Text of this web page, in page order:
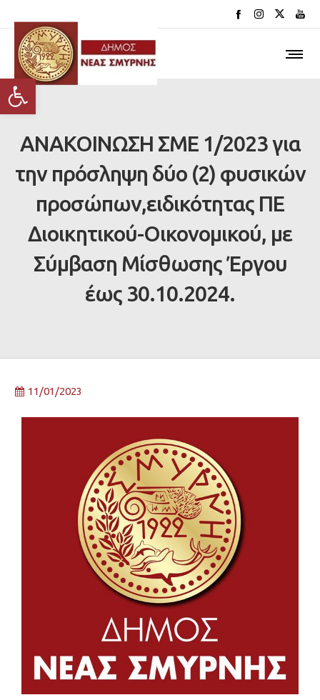
Ανοίξτε τη γραμμή εργαλείων
ΑΝΑΚΟΙΝΩΣΗ ΣΜΕ 1/2023 για
την πρόσληψη δύο (2) φυσικών
προσώπων,ειδικότητας ΠΕ
Διοικητικού-Οικονομικού, με
Σύμβαση Μίσθωσης Έργου
έως 30.10.2024.
11/01/2023